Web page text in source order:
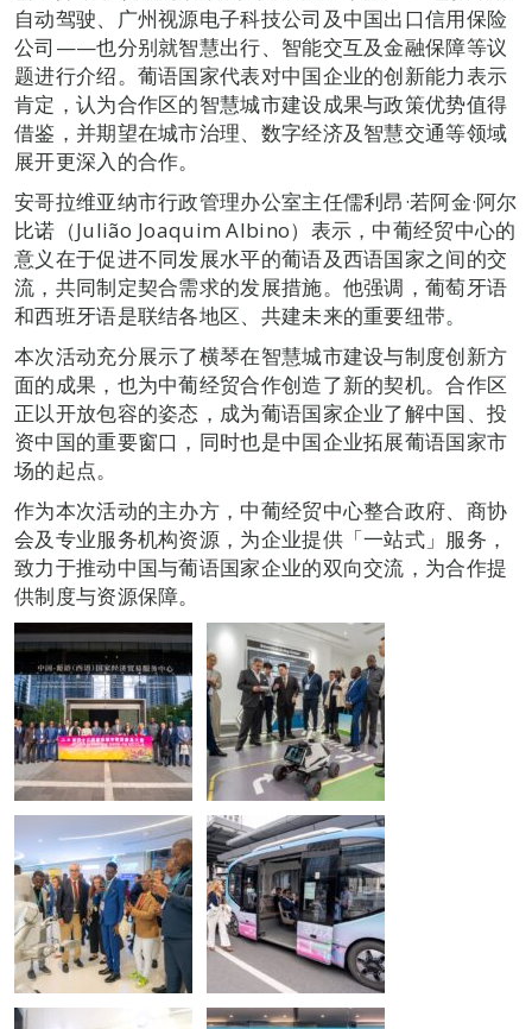
自动驾驶、广州视源电子科技公司及中国出口信用保险
公司——也分别就智慧出行、智能交互及金融保障等议
题进行介绍。葡语国家代表对中国企业的创新能力表示
肯定，认为合作区的智慧城市建设成果与政策优势值得
借鉴，并期望在城市治理、数字经济及智慧交通等领域
展开更深入的合作。
安哥拉维亚纳市行政管理办公室主任儒利昂·若阿金·阿尔
比诺（Julião Joaquim Albino）表示，中葡经贸中心的
意义在于促进不同发展水平的葡语及西语国家之间的交
流，共同制定契合需求的发展措施。他强调，葡萄牙语
和西班牙语是联结各地区、共建未来的重要纽带。
本次活动充分展示了横琴在智慧城市建设与制度创新方
面的成果，也为中葡经贸合作创造了新的契机。合作区
正以开放包容的姿态，成为葡语国家企业了解中国、投
资中国的重要窗口，同时也是中国企业拓展葡语国家市
场的起点。
作为本次活动的主办方，中葡经贸中心整合政府、商协
会及专业服务机构资源，为企业提供「一站式」服务，
致力于推动中国与葡语国家企业的双向交流，为合作提
供制度与资源保障。